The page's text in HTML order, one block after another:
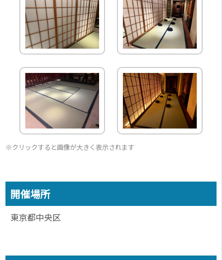
※クリックすると画像が大きく表示されます
開催場所
東京都中央区